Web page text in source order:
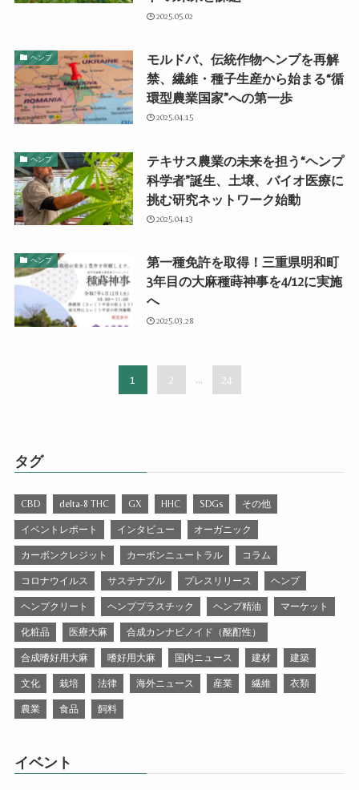
2025.05.02
ヘンプ
モルドバ、伝統作物ヘンプを再解
禁、繊維・種子生産から始まる“循
環型農業国家”への第一歩
2025.04.15
ヘンプ
テキサス農業の未来を担う“ヘンプ
科学者”誕生、土壌、バイオ医療に
挑む研究ネットワーク始動
2025.04.13
ヘンプ
第一種免許を取得！三重県明和町
3年目の大麻種蒔神事を4/12に実施
へ
2025.03.28
1 2 24
タグ
CBD delta-8 THC GX HHC SDGs その他
イベントレポート インタビュー オーガニック
カーボンクレジット カーボンニュートラル コラム
コロナウイルス サステナブル プレスリリース ヘンプ
ヘンプクリート ヘンププラスチック ヘンプ精油 マーケット
化粧品 医療大麻 合成カンナビノイド（酩酊性）
合成嗜好用大麻 嗜好用大麻 国内ニュース 建材 建築
文化 栽培 法律 海外ニュース 産業 繊維 衣類
農業 食品 飼料
イベント